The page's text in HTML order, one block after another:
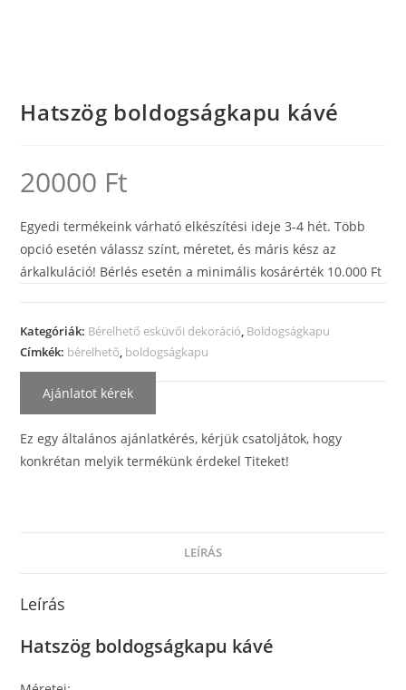
Hatszög boldogságkapu kávé
20000 Ft
Egyedi termékeink várható elkészítési ideje 3-4 hét. Több
opció esetén válassz színt, méretet, és máris kész az
árkalkuláció! Bérlés esetén a minimális kosárérték 10.000 Ft
Kategóriák: Bérelhető esküvői dekoráció, Boldogságkapu
Címkék: bérelhető, boldogságkapu
Ajánlatot kérek
Ez egy általános ajánlatkérés, kérjük csatoljátok, hogy
konkrétan melyik termékünk érdekel Titeket!
LEÍRÁS
Leírás
Hatszög boldogságkapu kávé